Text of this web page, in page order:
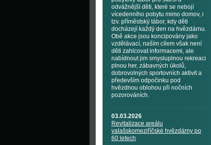
odvážnější děti, které se nebojí
vícedenního pobytu mimo domov, i
tzv. příměstský tábor, kdy děti
docházejí každý den na hvězdárnu.
Obě akce jsou koncipovány jako
vzdělávací, naším cílem však není
děti zahlcovat informacemi, ale
nabídnout jim smysluplnou rekreaci
plnou her, zábavných úkolů,
dobrovolných sportovních aktivit a
především odpočinku pod
hvězdnou oblohou při nočních
pozorováních.
03.03.2026
Revitalizace areálu
valašskomeziříčské hvězdárny po
60 letech